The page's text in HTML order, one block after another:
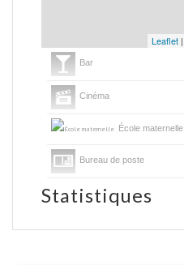
Leaflet |
Bar
Cinéma
École maternelle
Bureau de poste
Statistiques